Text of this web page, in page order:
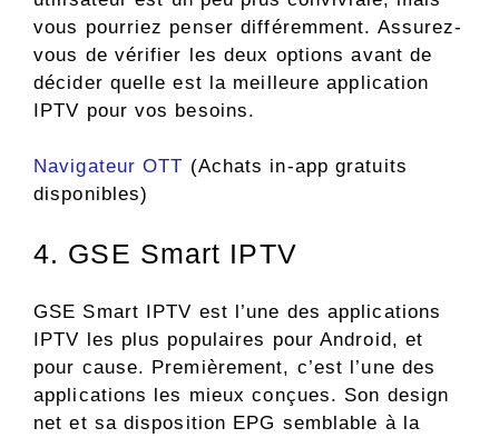
vous pourriez penser différemment. Assurez-
vous de vérifier les deux options avant de
décider quelle est la meilleure application
IPTV pour vos besoins.
Navigateur OTT (Achats in-app gratuits
disponibles)
4. GSE Smart IPTV
GSE Smart IPTV est l’une des applications
IPTV les plus populaires pour Android, et
pour cause. Premièrement, c’est l’une des
applications les mieux conçues. Son design
net et sa disposition EPG semblable à la